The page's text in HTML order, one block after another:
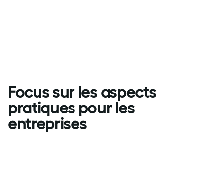
Focus sur les aspects
pratiques pour les
entreprises